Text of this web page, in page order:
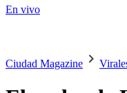
En vivo
Ciudad Magazine